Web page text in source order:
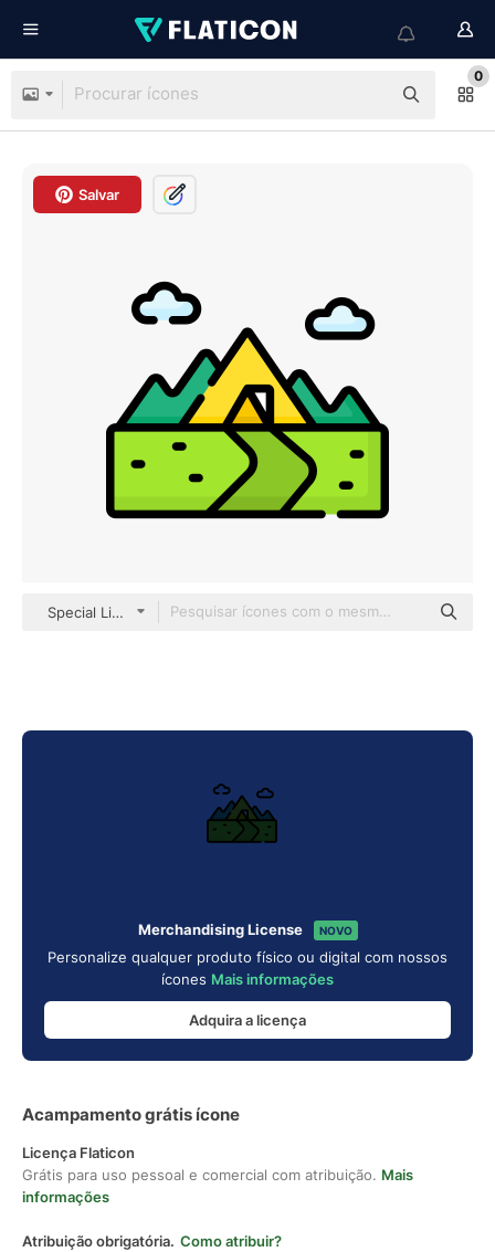
0
Salvar
Special Lineal color
Merchandising License NOVO
Personalize qualquer produto físico ou digital com nossos
ícones Mais informações
Adquira a licença
Acampamento grátis ícone
Licença Flaticon
Grátis para uso pessoal e comercial com atribuição. Mais
informações
Atribuição obrigatória. Como atribuir?